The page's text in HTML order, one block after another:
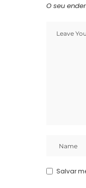
O seu
Salvar